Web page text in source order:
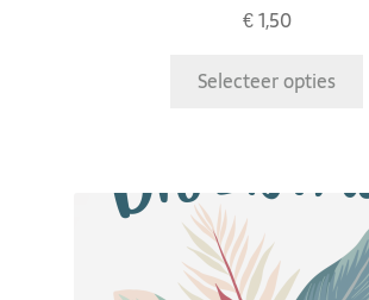
€1,50
Selecteer opties